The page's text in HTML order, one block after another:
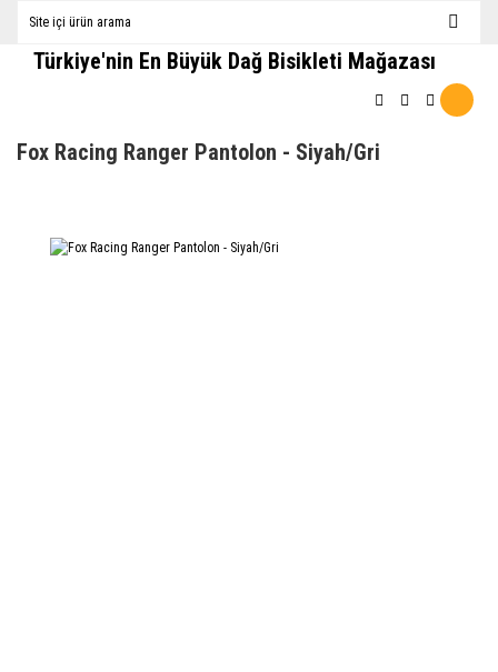
Türkiye'nin En Büyük Dağ Bisikleti Mağazası
Fox Racing Ranger Pantolon - Siyah/Gri